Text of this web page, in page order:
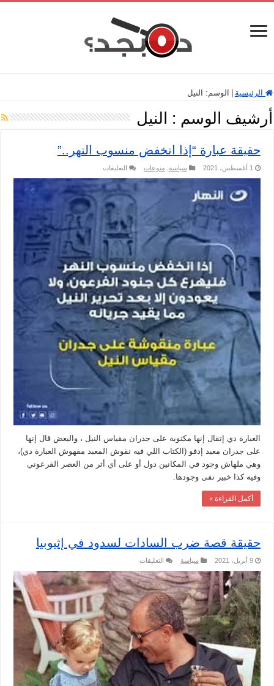
الرئيسية الوسم: النيل
أرشيف الوسم : النيل
حقيقة عبارة “إذا انخفض منسوب النهر..”
1 أغسطس، 2021 سياسة منوعات التعليقات
عبارة
“إذا
انخفض
منسوب
النهر..”
العبارة دي إتقال إنها مكتوبة على جدران مقياس النيل ، والبعض قال إنها
على جدران معبد إدفو (الكتاب اللي فيه نقوش المعبد مفهوش العبارة دي)،
وهي ملهاش وجود في المكانين دول أو على أي أثر من العصر الفرعوني
وفيه كذا خبير نفى وجودها.
أكمل القراءة »
حقيقة قصة ضرب السادات لسدود في إثيوبيا
9 أبريل، 2021 سياسة التعليقات
قصة
ضرب
السادات
لسدود
في
إثيوبيا
مغلقة